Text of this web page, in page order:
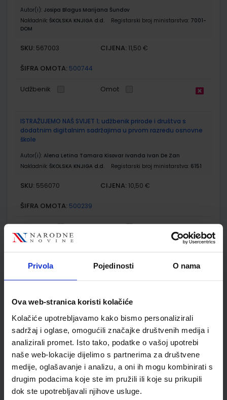
Privola Pojedinosti O nama
Ova web-stranica koristi kolačiće
Kolačiće upotrebljavamo kako bismo personalizirali
sadržaj i oglase, omogućili značajke društvenih medija i
analizirali promet. Isto tako, podatke o vašoj upotrebi
naše web-lokacije dijelimo s partnerima za društvene
medije, oglašavanje i analizu, a oni ih mogu kombinirati s
drugim podacima koje ste im pružili ili koje su prikupili
dok ste upotrebljavali njihove usluge.
Autor(i): Josipa Blagus Marijana Šundov
Nakladnik: ŠKOLSKA KNJIGA d.d. Registarski broj ministarstva: 7001-
DOM
SKU: 567003 CIJENA: 11,50 €
ŠIFRA OMOTA: 500744
Udžbenik Omot
ISTRAŽUJEMO NAŠ SVIJET 1; udžbenik prirode i društva s
dodatnim digitalnim sadržajima u prvom razredu osnovne
škole
Autor(i): Alena Letina Tamara Kisovar Ivanda Ivan De Zan
Nakladnik: ŠKOLSKA KNJIGA d.d. Registarski broj ministarstva: 6151
SKU: 556070 CIJENA: 10,50 €
ŠIFRA OMOTA: 500239
Udžbenik Omot
društvo u prvom razredu osnovne škole
DOM
SKU:556071 CIJENA:11,00 €
ŠIFRA OMOTA:500239
Udžbenik Omot
ISTRAŽUJEMO NAŠ SVIJET 1; nastavni listići za prirodu i